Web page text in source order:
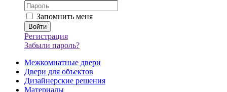
Запомнить меня
Регистрация
Забыли пароль?
Межкомнатные двери
Двери для объектов
Дизайнерские решения
Материалы